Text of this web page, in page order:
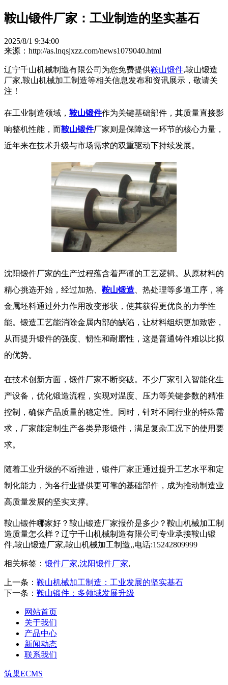
鞍山锻件厂家：工业制造的坚实基石​
2025/8/1 9:34:00
来源：http://as.lnqsjxzz.com/news1079040.html
辽宁千山机械制造有限公司为您免费提供鞍山锻件,鞍山锻造
厂家,鞍山机械加工制造等相关信息发布和资讯展示，敬请关
注！
在工业制造领域， 鞍山锻件作为关键基础部件，其质量直接影
响整机性能，而鞍山锻件厂家则是保障这一环节的核心力量，
近年来在技术升级与市场需求的双重驱动下持续发展。
​ 沈阳锻件厂家的生产过程蕴含着严谨的工艺逻辑。从原材料的
精心挑选开始，经过加热、 鞍山锻造 、热处理等多道工序，将
金属坯料通过外力作用改变形状，使其获得更优良的力学性
能。锻造工艺能消除金属内部的缺陷，让材料组织更加致密，
从而提升锻件的强度、韧性和耐磨性，这是普通铸件难以比拟
的优势。​
在技术创新方面，锻件厂家不断突破。不少厂家引入智能化生
产设备，优化锻造流程，实现对温度、压力等关键参数的精准
控制，确保产品质量的稳定性。同时，针对不同行业的特殊需
求，厂家能定制生产各类异形锻件，满足复杂工况下的使用要
求。
​ 随着工业升级的不断推进，锻件厂家正通过提升工艺水平和定
制化能力，为各行业提供更可靠的基础部件，成为推动制造业
高质量发展的坚实支撑。​
鞍山锻件哪家好？鞍山锻造厂家报价是多少？鞍山机械加工制
造质量怎么样？辽宁千山机械制造有限公司专业承接鞍山锻
件,鞍山锻造厂家,鞍山机械加工制造,,电话:15242809999
相关标签： 锻件厂家,沈阳锻件厂家,
上一条： 鞍山机械加工制造：工业发展的坚实基石
下一条： 鞍山锻件：多领域发展升级​
网站首页
关于我们
产品中心
新闻动态
联系我们
筑巢ECMS